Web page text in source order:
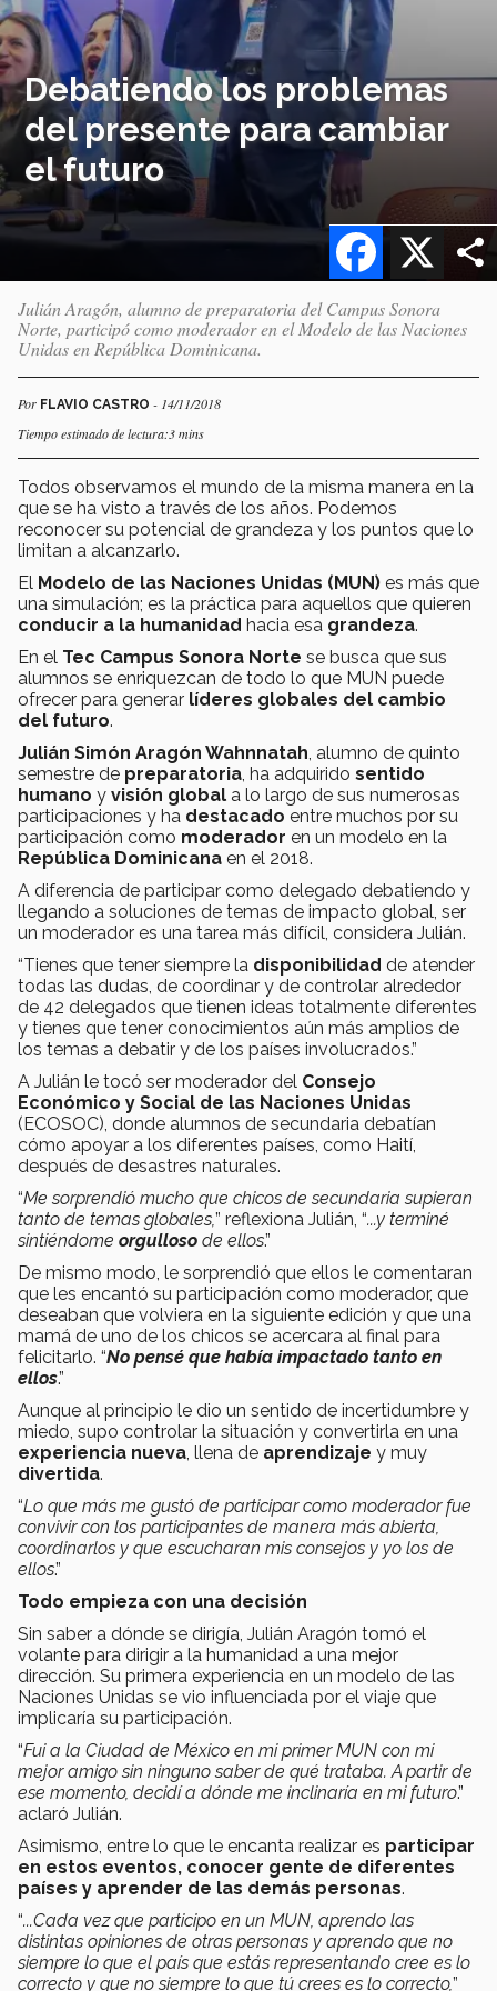
Debatiendo los problemas
del presente para cambiar
el futuro
X
Facebook
Julián Aragón, alumno de preparatoria del Campus Sonora
Norte, participó como moderador en el Modelo de las Naciones
Unidas en República Dominicana.
Por FLAVIO CASTRO - 14/11/2018
Tiempo estimado de lectura:3 mins
Todos observamos el mundo de la misma manera en la
que se ha visto a través de los años. Podemos
reconocer su potencial de grandeza y los puntos que lo
limitan a alcanzarlo.
El Modelo de las Naciones Unidas (MUN) es más que
una simulación; es la práctica para aquellos que quieren
conducir a la humanidad hacia esa grandeza.
En el Tec Campus Sonora Norte se busca que sus
alumnos se enriquezcan de todo lo que MUN puede
ofrecer para generar líderes globales del cambio
del futuro.
Julián Simón Aragón Wahnnatah , alumno de quinto
semestre de preparatoria , ha adquirido sentido
humano y visión global a lo largo de sus numerosas
participaciones y ha destacado entre muchos por su
participación como moderador en un modelo en la
República Dominicana en el 2018.
A diferencia de participar como delegado debatiendo y
llegando a soluciones de temas de impacto global, ser
un moderador es una tarea más difícil, considera Julián.
“Tienes que tener siempre la disponibilidad de atender
todas las dudas, de coordinar y de controlar alrededor
de 42 delegados que tienen ideas totalmente diferentes
y tienes que tener conocimientos aún más amplios de
los temas a debatir y de los países involucrados.”
A Julián le tocó ser moderador del Consejo
Económico y Social de las Naciones Unidas
(ECOSOC), donde alumnos de secundaria debatían
cómo apoyar a los diferentes países, como Haití,
después de desastres naturales.
“Me sorprendió mucho que chicos de secundaria supieran
tanto de temas globales,” reflexiona Julián, “...y terminé
sintiéndome orgulloso de ellos.”
De mismo modo, le sorprendió que ellos le comentaran
que les encantó su participación como moderador, que
deseaban que volviera en la siguiente edición y que una
mamá de uno de los chicos se acercara al final para
felicitarlo. “No pensé que había impactado tanto en
ellos.”
Aunque al principio le dio un sentido de incertidumbre y
miedo, supo controlar la situación y convertirla en una
experiencia nueva , llena de aprendizaje y muy
divertida.
“Lo que más me gustó de participar como moderador fue
convivir con los participantes de manera más abierta,
coordinarlos y que escucharan mis consejos y yo los de
ellos.”
Todo empieza con una decisión
Sin saber a dónde se dirigía, Julián Aragón tomó el
volante para dirigir a la humanidad a una mejor
dirección. Su primera experiencia en un modelo de las
Naciones Unidas se vio influenciada por el viaje que
implicaría su participación.
“Fui a la Ciudad de México en mi primer MUN con mi
mejor amigo sin ninguno saber de qué trataba. A partir de
ese momento, decidí a dónde me inclinaría en mi futuro.”
aclaró Julián.
Asimismo, entre lo que le encanta realizar es participar
en estos eventos, conocer gente de diferentes
países y aprender de las demás personas.
“...Cada vez que participo en un MUN, aprendo las
distintas opiniones de otras personas y aprendo que no
siempre lo que el país que estás representando cree es lo
correcto y que no siempre lo que tú crees es lo correcto,”